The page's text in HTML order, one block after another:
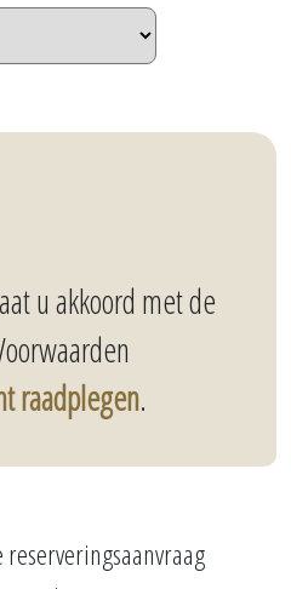
u akkoord met de
raadplegen.
reserveringsaanvraag